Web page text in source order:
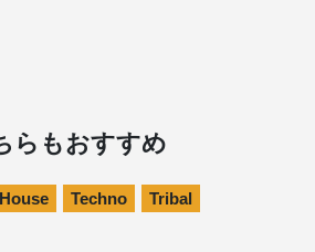
らもおすすめ
House Techno Tribal